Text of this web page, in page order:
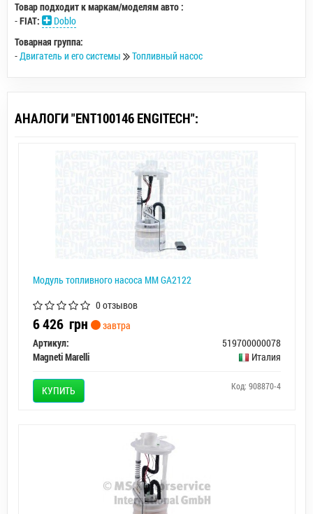
Товар подходит к маркам/моделям авто :
-FIAT:
Doblo
Товарная группа:
- Двигатель и его системы Топливный насос
АНАЛОГИ "ENT100146 ENGITECH":
Модуль топливного насоса MM GA2122
0 отзывов
6 426 грн
завтра
Артикул:
519700000078
Magneti Marelli
Италия
КУПИТЬ Код: 908870-4